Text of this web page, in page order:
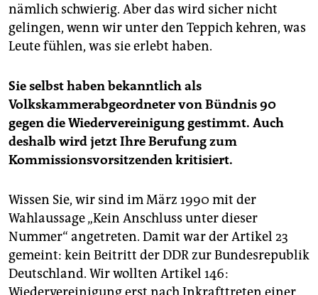
nämlich schwierig. Aber das wird sicher nicht
gelingen, wenn wir unter den Teppich kehren, was
Leute fühlen, was sie erlebt haben.
Sie selbst haben bekanntlich als
Volkskammerabgeordneter von Bündnis 90
gegen die Wiedervereinigung gestimmt. Auch
deshalb wird jetzt Ihre Berufung zum
Kommissionsvorsitzenden kritisiert.
Wissen Sie, wir sind im März 1990 mit der
Wahlaussage „Kein Anschluss unter dieser
Nummer“ angetreten. Damit war der Artikel 23
gemeint: kein Beitritt der DDR zur Bundesrepublik
Deutschland. Wir wollten Artikel 146: